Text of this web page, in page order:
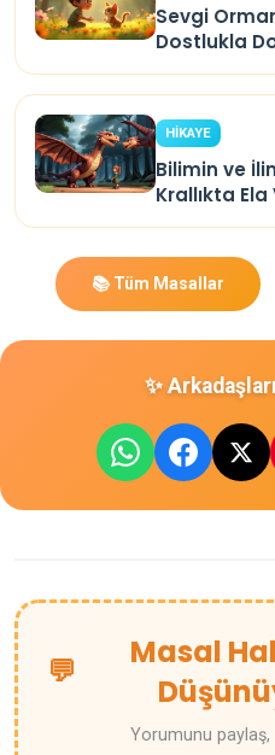
Sevgi
Dostlukla
HİKAYE
Bilimin ve
Krallıkta Ela
📚 Tüm Masallar
✨
💬
Masal
Yorumunu